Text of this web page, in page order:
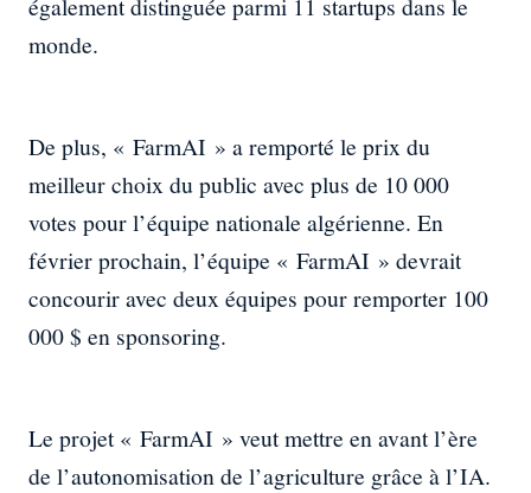
également distinguée parmi 11 startups dans le
monde.
De plus, « FarmAI » a remporté le prix du
meilleur choix du public avec plus de 10 000
votes pour l’équipe nationale algérienne. En
février prochain, l’équipe « FarmAI » devrait
concourir avec deux équipes pour remporter 100
000 $ en sponsoring.
Le projet « FarmAI » veut mettre en avant l’ère
de l’autonomisation de l’agriculture grâce à l’IA.